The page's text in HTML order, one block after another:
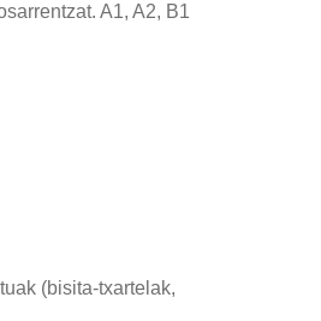
A1, A2, B1
(bisita-txartelak,